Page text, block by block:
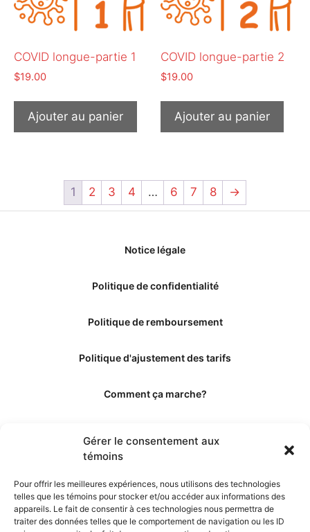
Gérer le consentement aux
témoins
Pour offrir les meilleures expériences, nous utilisons des technologies
telles que les témoins pour stocker et/ou accéder aux informations des
appareils. Le fait de consentir à ces technologies nous permettra de
traiter des données telles que le comportement de navigation ou les ID
COVID longue-partie 1
$19.00
Ajouter au panier
COVID longue-partie 2
$19.00
Ajouter au panier
1 2 3 4 … 6 7 8 →
Notice légale
Politique de confidentialité
Politique de remboursement
Politique d'ajustement des tarifs
Comment ça marche?
Les éditeurs